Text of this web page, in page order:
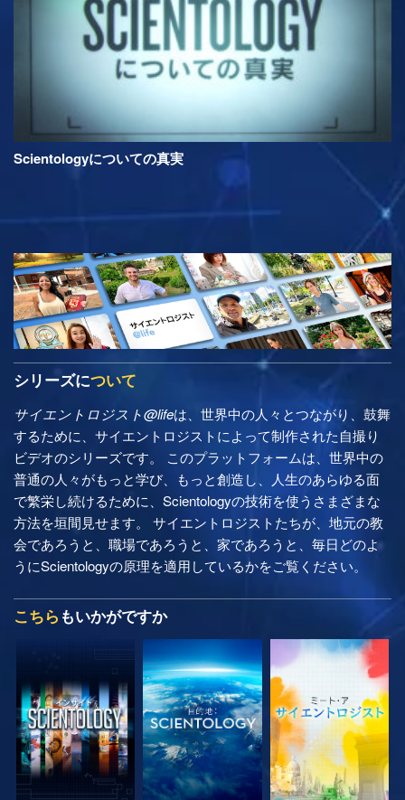
Scientologyについての真実
シリーズについて
サイエントロジスト@lifeは、世界中の人々とつながり、鼓舞
するために、サイエントロジストによって制作された自撮り
ビデオのシリーズです。 このプラットフォームは、世界中の
普通の人々がもっと学び、もっと創造し、人生のあらゆる面
で繁栄し続けるために、Scientologyの技術を使うさまざまな
方法を垣間見せます。 サイエントロジストたちが、地元の教
会であろうと、職場であろうと、家であろうと、毎日どのよ
うにScientologyの原理を適用しているかをご覧ください。
こちら もいかがですか